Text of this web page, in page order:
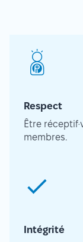
Respect
Être
membres.
Intégrité